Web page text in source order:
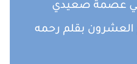
في عصمة صعيدي
العشرون بقلم رحمه